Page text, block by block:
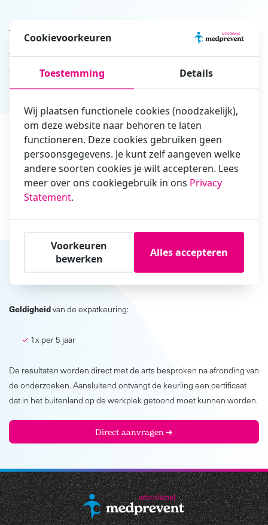
Waar bestaat een expatkeuringuit?
Tijdens de expatkeuring onderzoeken wij of de werknemer zijn
functie fysiek en mentaal aan kan. Indien nodig kan de medische
keuring worden aangepast op specifieke functie eisen.
De expatkeuring bestaat uit:
Anamnese,
Vragenlijst algemene gezondheid,
Audiometrie,
Rust-elektrocardiogram (ECG),
Bloedonderzoek d.m.v. vingerprik (glucose en cholesterol),
Geldigheidvan de expatkeuring:
1x per 5 jaar
De resultaten worden direct met de arts besproken na afronding van
de onderzoeken. Aansluitend ontvangt de keurling een certificaat
dat in het buitenland op de werkplek getoond moet kunnen worden.
Direct aanvragen ➜
Cookievoorkeuren
Toestemming Details
Wij plaatsen functionele cookies (noodzakelijk),
om deze website naar behoren te laten
functioneren. Deze cookies gebruiken geen
persoonsgegevens. Je kunt zelf aangeven welke
andere soorten cookies je wilt accepteren. Lees
meer over ons cookiegebruik in ons Privacy
Statement.
Voorkeuren
bewerken
Alles accepteren